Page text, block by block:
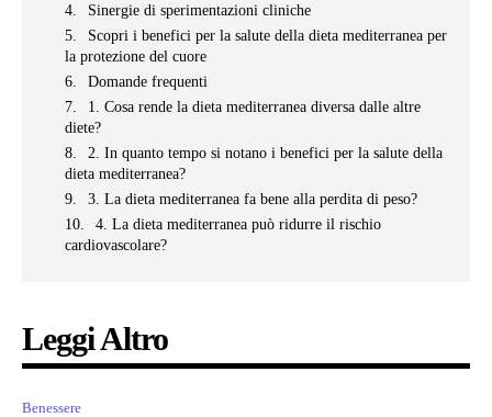
Sinergie di sperimentazioni cliniche
Scopri i benefici per la salute della dieta mediterranea per
la protezione del cuore
Domande frequenti
1. Cosa rende la dieta mediterranea diversa dalle altre
diete?
2. In quanto tempo si notano i benefici per la salute della
dieta mediterranea?
3. La dieta mediterranea fa bene alla perdita di peso?
4. La dieta mediterranea può ridurre il rischio
cardiovascolare?
Leggi Altro
Benessere